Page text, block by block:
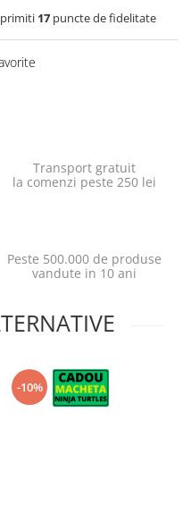
17puncte de fidelitate
Transport gratuit
la comenzi peste 250 lei
Peste 500.000 de produse
vandute in 10 ani
-10%